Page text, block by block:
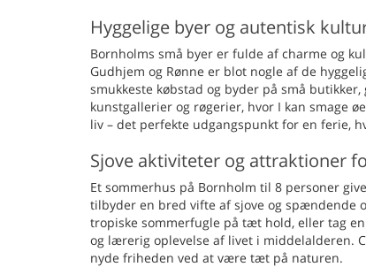
Hyggelige byer og autentisk
Bornholms små byer er fulde af charme og
Gudhjem og Rønne er blot nogle af de
smukkeste købstad og byder på små
kunstgallerier og røgerier, hvor I kan smage
liv – det perfekte udgangspunkt for en ferie,
Sjove aktiviteter og attraktioner
Et sommerhus på Bornholm til 8 personer
tilbyder en bred vifte af sjove og spændende
tropiske sommerfugle på tæt hold, eller tag
og lærerig oplevelse af livet i middelalderen.
nyde friheden ved at være tæt på naturen.